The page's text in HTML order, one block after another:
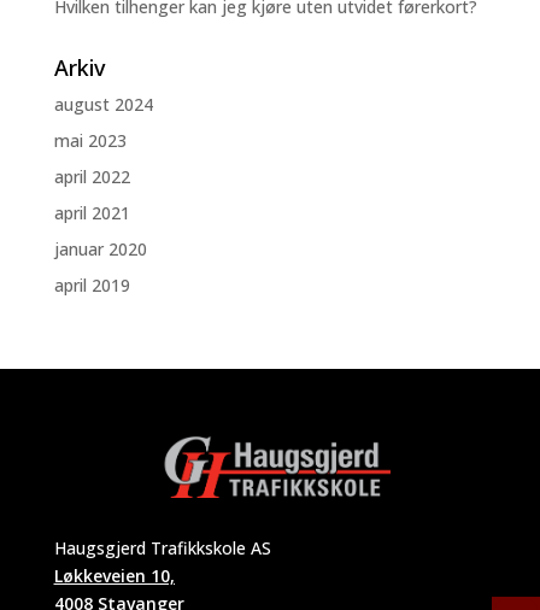
Hvilken tilhenger kan jeg kjøre uten utvidet førerkort?
Arkiv
august 2024
mai 2023
april 2022
april 2021
januar 2020
april 2019
Haugsgjerd Trafikkskole AS
Løkkeveien 10,
4008 Stavanger